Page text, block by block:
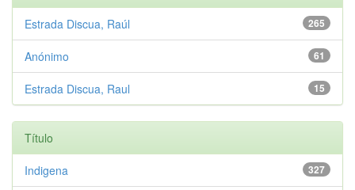
265
Estrada Discua, Raúl
61
Anónimo
15
Estrada Discua, Raul
Título
327
Indigena